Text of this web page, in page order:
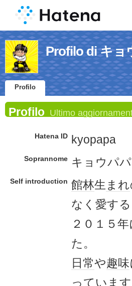
Profilo di キョ
Profilo
Profilo Ultimo
Hatena ID kyopapa
Soprannome キョウパパ
Self introduction 館林生 まれ
なく愛す
２０１５年
た。
日常や趣味
ってい ます